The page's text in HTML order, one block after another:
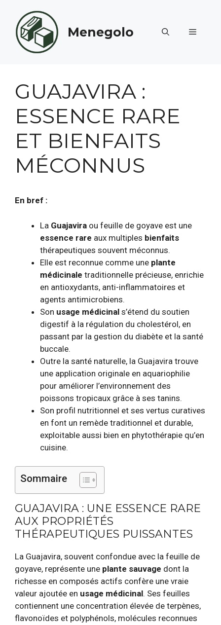
contenu
Menegolo MENU
GUAJAVIRA :
ESSENCE RARE
ET BIENFAITS
MÉCONNUS
En bref :
La Guajavira ou feuille de goyave est une
essence rare aux multiples bienfaits
thérapeutiques souvent méconnus.
Elle est reconnue comme une plante
médicinale traditionnelle précieuse, enrichie
en antioxydants, anti-inflammatoires et
agents antimicrobiens.
Son usage médicinal s’étend du soutien
digestif à la régulation du cholestérol, en
passant par la gestion du diabète et la santé
buccale.
Outre la santé naturelle, la Guajavira trouve
une application originale en aquariophilie
pour améliorer l’environnement des
poissons tropicaux grâce à ses tanins.
Son profil nutritionnel et ses vertus curatives
en font un remède traditionnel et durable,
exploitable aussi bien en phytothérapie qu’en
cuisine.
Sommaire
GUAJAVIRA : UNE ESSENCE RARE
AUX PROPRIÉTÉS
THÉRAPEUTIQUES PUISSANTES
La Guajavira, souvent confondue avec la feuille de
goyave, représente une plante sauvage dont la
richesse en composés actifs confère une vraie
valeur ajoutée en usage médicinal. Ses feuilles
contiennent une concentration élevée de terpènes,
flavonoïdes et polyphénols, molécules reconnues